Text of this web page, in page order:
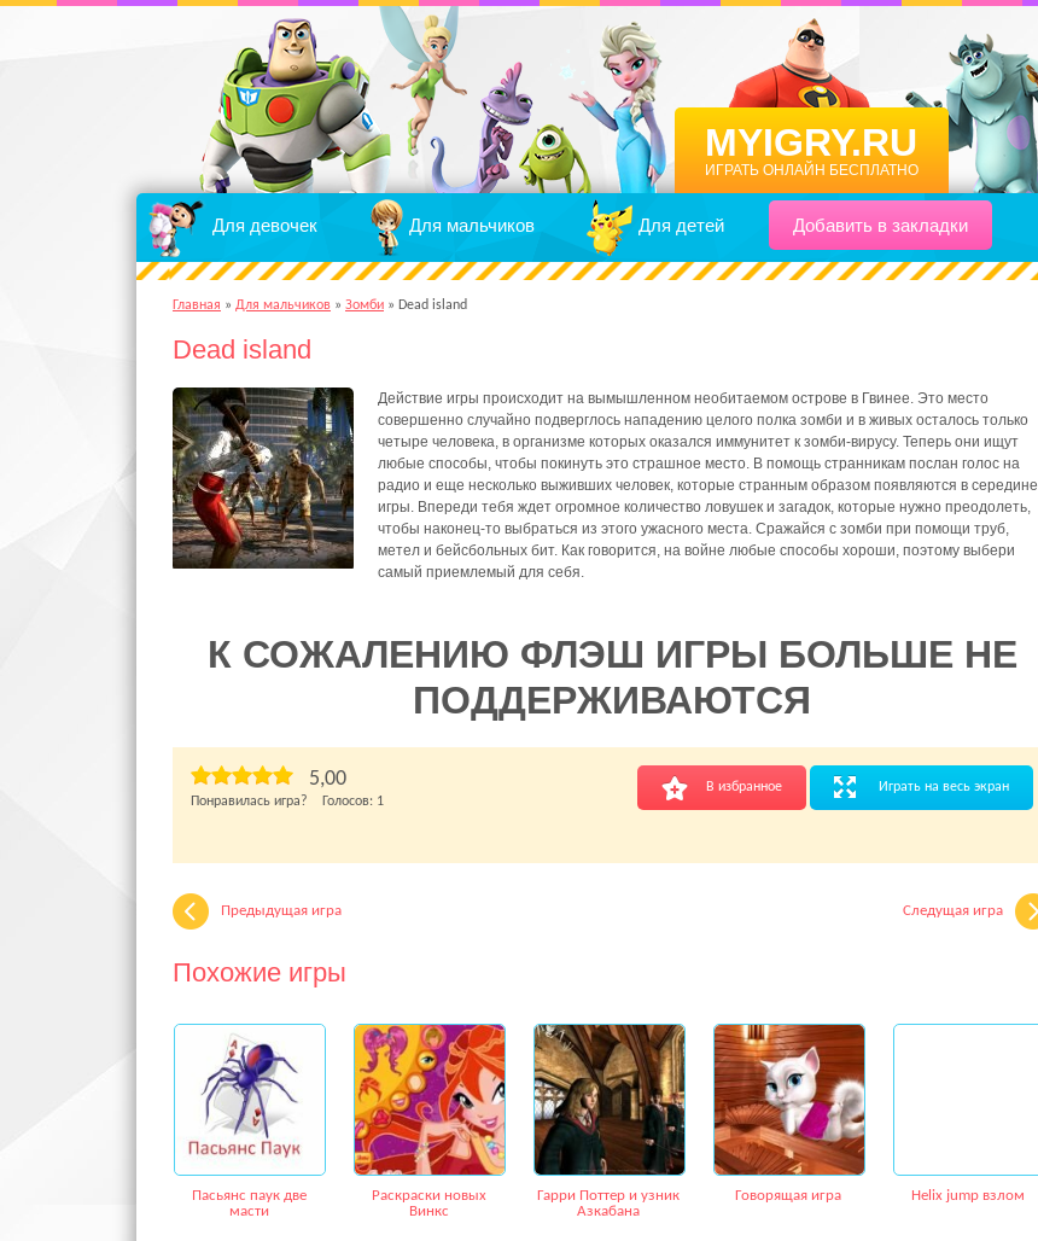
MYIGRY.RU
ИГРАТЬ ОНЛАЙН БЕСПЛАТНО
Для девочек Для мальчиков Для детей Добавить в закладки
Главная » Для мальчиков » Зомби » Dead island
Dead island
Действие игры происходит на вымышленном необитаемом острове в Гвинее. Это место
совершенно случайно подверглось нападению целого полка зомби и в живых осталось только
четыре человека, в организме которых оказался иммунитет к зомби-вирусу. Теперь они ищут
любые способы, чтобы покинуть это страшное место. В помощь странникам послан голос на
радио и еще несколько выживших человек, которые странным образом появляются в середине
игры. Впереди тебя ждет огромное количество ловушек и загадок, которые нужно преодолеть,
чтобы наконец-то выбраться из этого ужасного места. Сражайся с зомби при помощи труб,
метел и бейсбольных бит. Как говорится, на войне любые способы хороши, поэтому выбери
самый приемлемый для себя.
К СОЖАЛЕНИЮ ФЛЭШ ИГРЫ БОЛЬШЕ НЕ
ПОДДЕРЖИВАЮТСЯ
В избранное Играть на весь экран
5,00
Понравилась игра? Голосов: 1
Предыдущая игра Следущая игра
Похожие игры
Пасьянс паук две
масти
Раскраски новых
Винкс
Гарри Поттер и узник
Азкабана
Говорящая игра Helix jump взлом